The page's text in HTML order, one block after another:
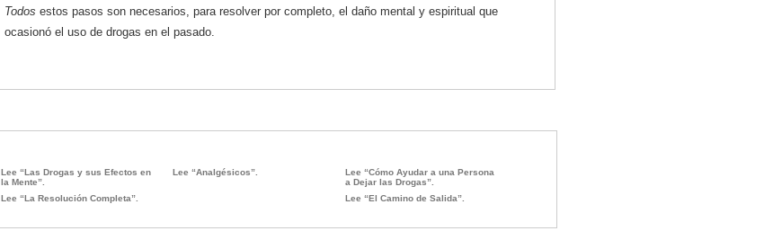
Todos estos pasos son necesarios, para resolver por completo, el daño mental y espiritual que
ocasionó el uso de drogas en el pasado.
Lee “Las Drogas y sus Efectos en
la Mente”.
Lee “La Resolución Completa”.
Lee “Analgésicos”.
Lee “Cómo Ayudar a una Persona
a Dejar las Drogas”.
Lee “El Camino de Salida”.